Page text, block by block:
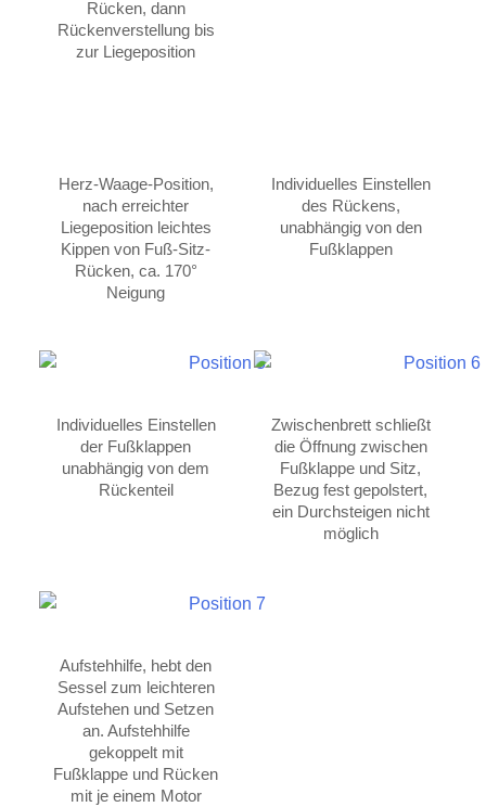
Rücken, dann
Rückenverstellung bis
zur Liegeposition
Herz-Waage-Position,
nach erreichter
Liegeposition leichtes
Kippen von Fuß-Sitz-
Rücken, ca. 170°
Neigung
Individuelles Einstellen
des Rückens,
unabhängig von den
Fußklappen
Individuelles Einstellen
der Fußklappen
unabhängig von dem
Rückenteil
Zwischenbrett schließt
die Öffnung zwischen
Fußklappe und Sitz,
Bezug fest gepolstert,
ein Durchsteigen nicht
möglich
Aufstehhilfe, hebt den
Sessel zum leichteren
Aufstehen und Setzen
an. Aufstehhilfe
gekoppelt mit
Fußklappe und Rücken
mit je einem Motor